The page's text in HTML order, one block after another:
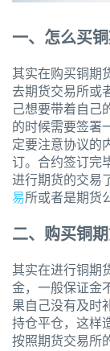
一、怎么买
其实在购买铜期
去期货交易所或
己想要带着自己
的时候需要签署
定要注意协议的
订。合约签订完
进行期货的交易
易所或者是期货
二、购买铜
其实在进行铜期
金，一般保证金
果自己没有及时
持仓平仓，这样
按照期货交易所